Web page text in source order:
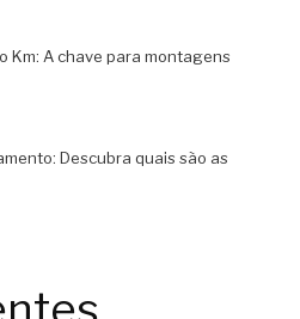
Km: A chave para montagens
Descubra quais são as